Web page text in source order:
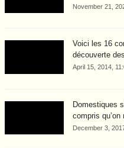
November 21,
Voici les 16
découverte
April 15, 2014,
Domestiques
compris qu’on
December 3,